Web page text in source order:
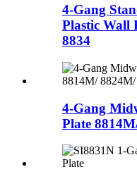
4-Gang
Plastic Wall
8834
4-Gang
Plate